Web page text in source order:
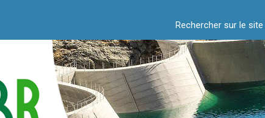
Rechercher sur le site